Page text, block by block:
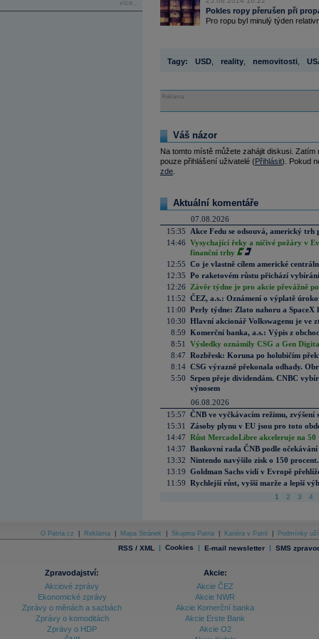
více...
Pokles ropy přerušen při
Pro ropu byl minulý týden
Tagy: USD reality nemovitosti
Reklama
Váš názor
Na tomto místě můžete zahájit diskusi.
pouze přihlášení uživatelé (Přihlásit). Pokud
zde
Aktuální komentáře
07.08.2026
15:35
Akce Fedu se odsouvá, americký
14:46 Vysychající řeky a ničivé požáry v
finanční trhy
12:55 Co je vlastně cílem americké
12:35 Po raketovém růstu přichází
12:26
Závěr týdne je pro akcie převážně
11:52 ČEZ, a.s.: Oznámení o výplatě
11:00 Perly týdne: Zlato nahoru a SpaceX
10:30 Hlavní akcionář Volkswagenu je ve
8:59 Komerční banka, a.s.: Výpis z
8:51
Výsledky oznámily CSG a Gen
8:47 Rozbřesk: Koruna po holubičím
8:14 CSG výrazně překonala odhady.
5:50 Srpen přeje dividendám. CNBC
výnosem
06.08.2026
15:57 ČNB ve vyčkávacím režimu, zvýšení
15:31
Zásoby plynu v EU jsou pro toto
14:47 Růst MercadoLibre akceleruje na
14:37 Bankovní rada ČNB podle
13:32 Nintendo navýšilo zisk o 150
13:19 Goldman Sachs vidí v Evropě
11:59 Rychlejší růst, vyšší marže a lepší
1 2 3 4
O Patria.cz Reklama Mapa Stránek Skupina Patria Kariéra v Patrii Podmínky
RSS / XML | Cookies | E-mail newsletter | SMS
Zpravodajství:
Akciové zprávy
Ekonomické zprávy
Zprávy o měnách a sazbách
Zprávy o komoditách
Zprávy o HDP
Akcie:
Akcie ČEZ
Akcie NWR
Akcie Komerční banka
Akcie Erste Bank
Akcie O2